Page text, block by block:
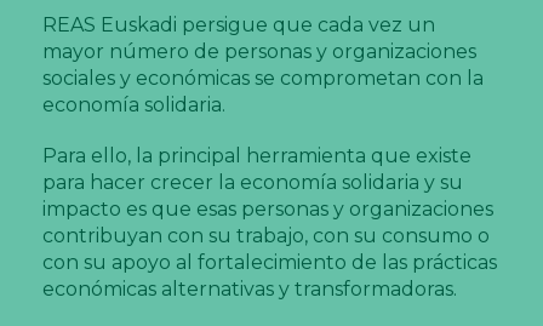
REAS Euskadi persigue que cada vez un
mayor número de personas y organizaciones
sociales y económicas se comprometan con la
economía solidaria.
Para ello, la principal herramienta que existe
para hacer crecer la economía solidaria y su
impacto es que esas personas y organizaciones
contribuyan con su trabajo, con su consumo o
con su apoyo al fortalecimiento de las prácticas
económicas alternativas y transformadoras.